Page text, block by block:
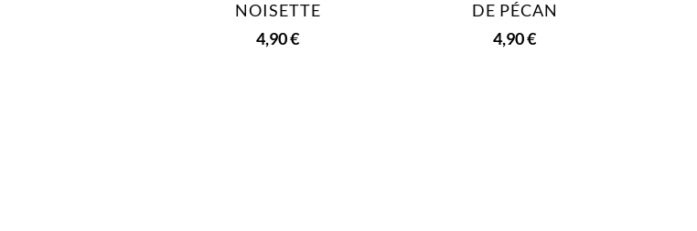
NOISETTE
4,90€
DE PÉCAN
4,90€